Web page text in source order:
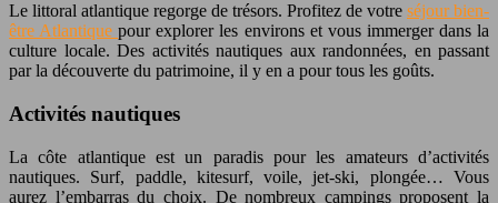
Le littoral atlantique regorge de trésors. Profitez de votre séjour bien-
être Atlantiquepour explorer les environs et vous immerger dans la
culture locale. Des activités nautiques aux randonnées, en passant
par la découverte du patrimoine, il y en a pour tous les goûts.
Activités nautiques
La côte atlantique est un paradis pour les amateurs d’activités
nautiques. Surf, paddle, kitesurf, voile, jet-ski, plongée… Vous
aurez l’embarras du choix. De nombreux campings proposent la